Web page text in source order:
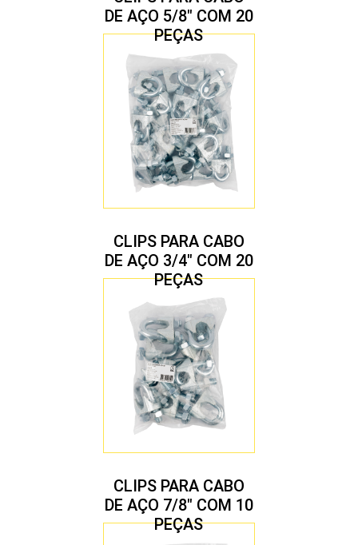
DE AÇO 5/8″ COM 20
PEÇAS
CLIPS PARA CABO
DE AÇO 3/4″ COM 20
PEÇAS
CLIPS PARA CABO
DE AÇO 7/8″ COM 10
PEÇAS